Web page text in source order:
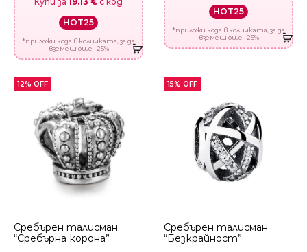
HOT25
*приложи кода в количката, за да
вземеш още -25%
HOT25
*приложи кода в количката, за да
вземеш още -25%
12% OFF
Сребърен талисман
“Сребърна корона”
15% OFF
Сребърен талисман
“Безкрайност”